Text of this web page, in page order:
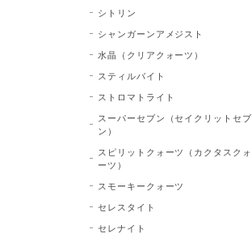
シトリン
シャンガーンアメジスト
水晶（クリアクォーツ）
スティルバイト
ストロマトライト
スーパーセブン（セイクリットセブ
ン）
スピリットクォーツ（カクタスクォ
ーツ）
スモーキークォーツ
セレスタイト
セレナイト